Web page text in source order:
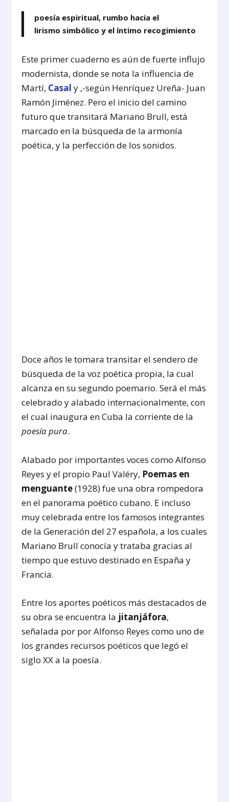
poesía espiritual, rumbo hacia el
lirismo simbólico y el íntimo recogimiento
Este primer cuaderno es aún de fuerte influjo
modernista, donde se nota la influencia de
Martí, Casal y ,-según Henríquez Ureña- Juan
Ramón Jiménez. Pero el inicio del camino
futuro que transitará Mariano Brull, está
marcado en la búsqueda de la armonía
poética, y la perfección de los sonidos.
Doce años le tomara transitar el sendero de
búsqueda de la voz poética propia, la cual
alcanza en su segundo poemario. Será el más
celebrado y alabado internacionalmente, con
el cual inaugura en Cuba la corriente de la
poesía pura.
Alabado por importantes voces como Alfonso
Reyes y el propio Paul Valéry, Poemas en
menguante(1928) fue una obra rompedora
en el panorama poético cubano. E incluso
muy celebrada entre los famosos integrantes
de la Generación del 27 española, a los cuales
Mariano Brull conocía y trataba gracias al
tiempo que estuvo destinado en España y
Francia.
Entre los aportes poéticos más destacados de
su obra se encuentra la jitanjáfora,
señalada por por Alfonso Reyes como uno de
los grandes recursos poéticos que legó el
siglo XX a la poesía.